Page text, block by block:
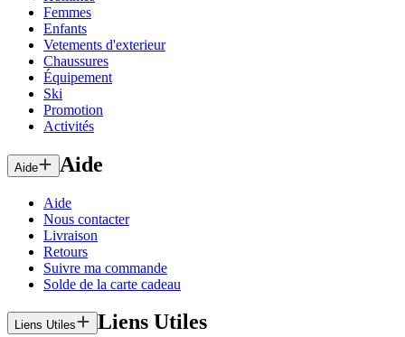
Femmes
Enfants
Vetements d'exterieur
Chaussures
Équipement
Ski
Promotion
Activités
Aide Aide
Aide
Nous contacter
Livraison
Retours
Suivre ma commande
Solde de la carte cadeau
Liens Utiles Liens Utiles